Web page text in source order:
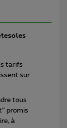
tarifs
sur
tous
promis
à